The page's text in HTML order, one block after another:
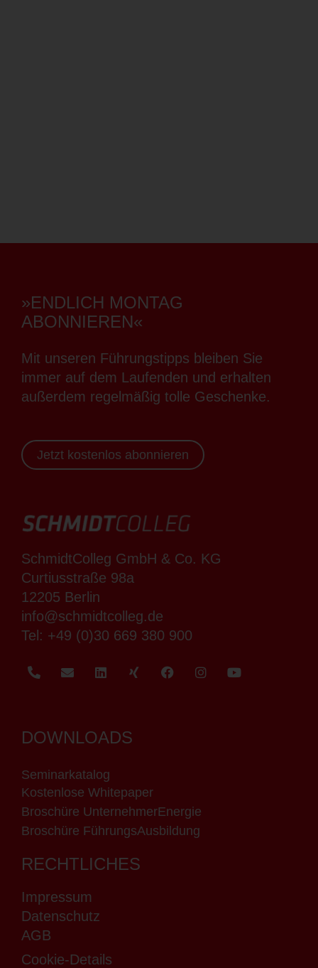
»ENDLICH MONTAG
ABONNIEREN«
Mit unseren Führungstipps bleiben Sie
immer auf dem Laufenden und erhalten
außerdem regelmäßig tolle Geschenke.
Jetzt kostenlos abonnieren
SchmidtColleg GmbH & Co. KG
Curtiusstraße 98a
12205 Berlin
info@schmidtcolleg.de
Tel: +49 (0)30 669 380 900
DOWNLOADS
Seminarkatalog
Kostenlose Whitepaper
Broschüre UnternehmerEnergie
Broschüre FührungsAusbildung
RECHTLICHES
Impressum
Datenschutz
AGB
Cookie-Details